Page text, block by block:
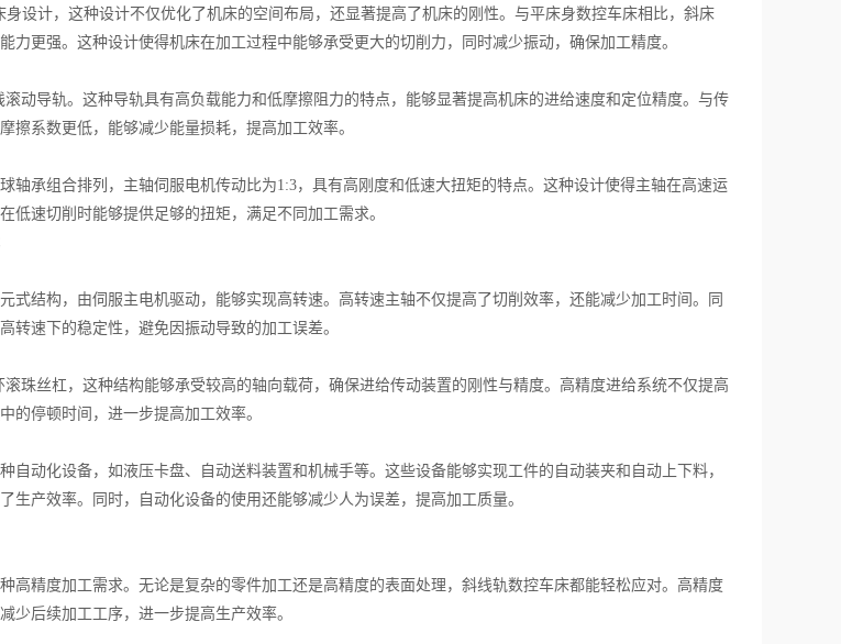
计，这种设计不仅优化了机床的空间布局，还显著提高了机床的刚性。与平床身数控车床相比，斜床
力更强。这种设计使得机床在加工过程中能够承受更大的切削力，同时减少振动，确保加工精度。
导轨。这种导轨具有高负载能力和低摩擦阻力的特点，能够显著提高机床的进给速度和定位精度。与传
擦系数更低，能够减少能量损耗，提高加工效率。
承组合排列，主轴伺服电机传动比为1:3，具有高刚度和低速大扭矩的特点。这种设计使得主轴在高速运
低速切削时能够提供足够的扭矩，满足不同加工需求。
式结构，由伺服主电机驱动，能够实现高转速。高转速主轴不仅提高了切削效率，还能减少加工时间。同
转速下的稳定性，避免因振动导致的加工误差。
丝杠，这种结构能够承受较高的轴向载荷，确保进给传动装置的刚性与精度。高精度进给系统不仅提高
的停顿时间，进一步提高加工效率。
动化设备，如液压卡盘、自动送料装置和机械手等。这些设备能够实现工件的自动装夹和自动上下料，
生产效率。同时，自动化设备的使用还能够减少人为误差，提高加工质量。
精度加工需求。无论是复杂的零件加工还是高精度的表面处理，斜线轨数控车床都能轻松应对。高精度
少后续加工工序，进一步提高生产效率。